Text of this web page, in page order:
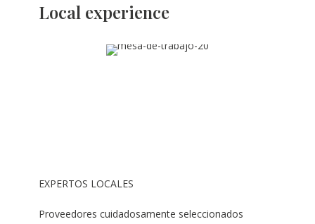
Local experience
EXPERTOS LOCALES
Proveedores cuidadosamente seleccionados